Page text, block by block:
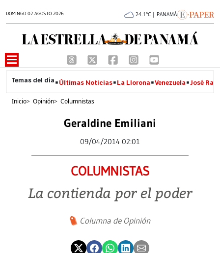
DOMINGO 02 AGOSTO 2026 24.1°C | PANAMÁ
Últimas Noticias La Llorona Venezuela José
Inicio> Opinión> Columnistas
Geraldine Emiliani
09/04/2014 02:01
COLUMNISTAS
La contienda por el poder
Columna de Opinión